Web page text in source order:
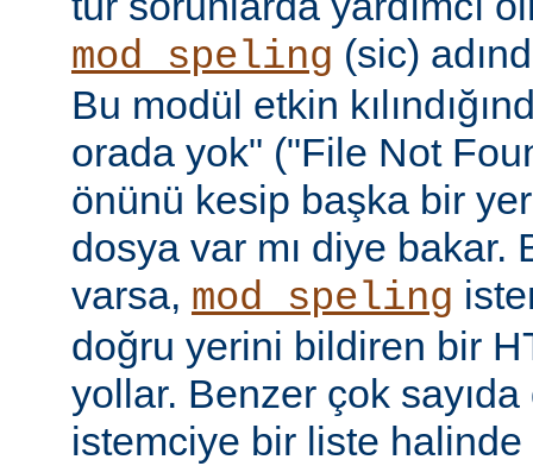
mod_speling (sic)
Bu modül etkin
orada yok" ("File Not
önünü kesip başka bir
dosya var mı diye bakar.
varsa, mod_speling
doğru yerini bildiren bir
yollar. Benzer çok
istemciye bir liste halinde